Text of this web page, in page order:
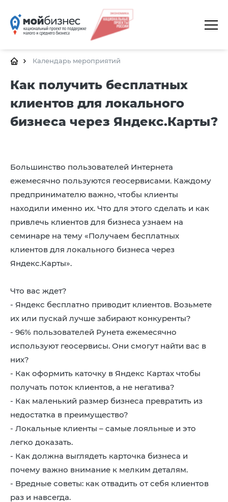
8 (4942) 42-35-83
Версия для слабовидящих
ЛИЧНЫЙ КАБИНЕТ
ГЛАВНАЯ
О ПЛАТФОРМЕ
ГАЛЕРЕЯ
ЦЕНТРЫ
КАЛЕНДАРЬ МЕРОПРИЯТИЙ
ПОЛЕЗНЫЕ ССЫЛКИ
Календарь мероприятий
Как получить бесплатных
клиентов для локального
бизнеса через Яндекс.Карты?
Большинство пользователей Интернета
ежемесячно пользуются геосервисами. Каждому
предпринимателю важно, чтобы клиенты
находили именно их. Что для этого сделать и как
привлечь клиентов для бизнеса узнаем на
семинаре на тему «Получаем бесплатных
клиентов для локального бизнеса через
Яндекс.Карты».
Что вас ждет?
- Яндекс бесплатно приводит клиентов. Возьмете
их или пускай лучше забирают конкуренты?
-️ 96% пользователей Рунета ежемесячно
используют геосервисы. Они смогут найти вас в
них?
- Как оформить каточку в Яндекс Картах чтобы
получать поток клиентов, а не негатива?
-️ Как маленький размер бизнеса превратить из
недостатка в преимущество?
- Локальные клиенты – самые лояльные и это
легко доказать.
-️ Как должна выглядеть карточка бизнеса и
почему важно внимание к мелким деталям.
- Вредные советы: как отвадить от себя клиентов
раз и навсегда.